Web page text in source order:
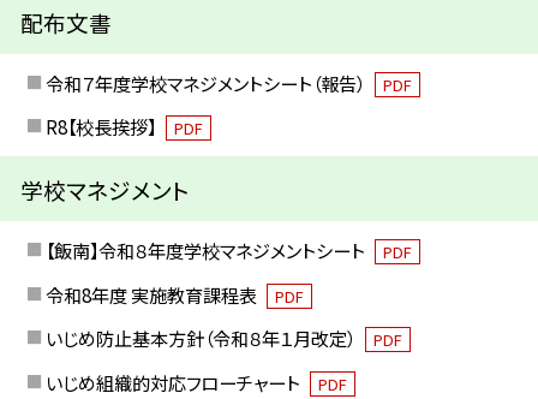
配布文書
令和７年度学校マネジメントシート（報告） PDF
R8【校長挨拶】 PDF
学校マネジメント
【飯南】令和８年度学校マネジメントシート PDF
令和8年度 実施教育課程表 PDF
いじめ防止基本方針（令和８年１月改定） PDF
いじめ組織的対応フローチャート PDF